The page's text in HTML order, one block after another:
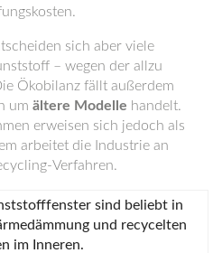
sich aber viele
– wegen der allzu
Ökobilanz fällt außerdem
um ältere Modelle handelt.
erweisen sich jedoch als
arbeitet die Industrie an
Verfahren.